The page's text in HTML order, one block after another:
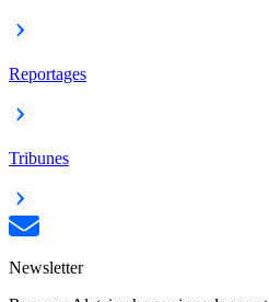
Reportages
Tribunes
Newsletter